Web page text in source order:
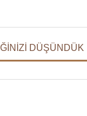
DÜŞÜNDÜK